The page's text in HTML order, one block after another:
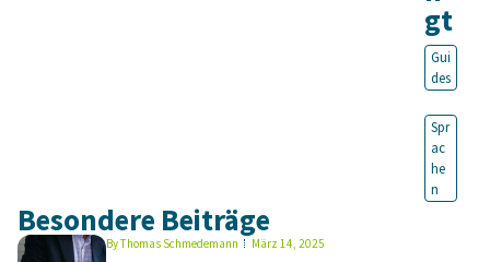
gt
Gui
des
Spr
ac
he
n
Besondere Beiträge
ByThomas Schmedemann März 14, 2025